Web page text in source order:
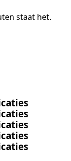
staat het.